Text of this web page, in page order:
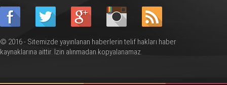
© 2016 - Sitemizde yayınlanan haberlerin telif hakları haber
kaynaklarına aittir. İzin alınmadan kopyalanamaz.